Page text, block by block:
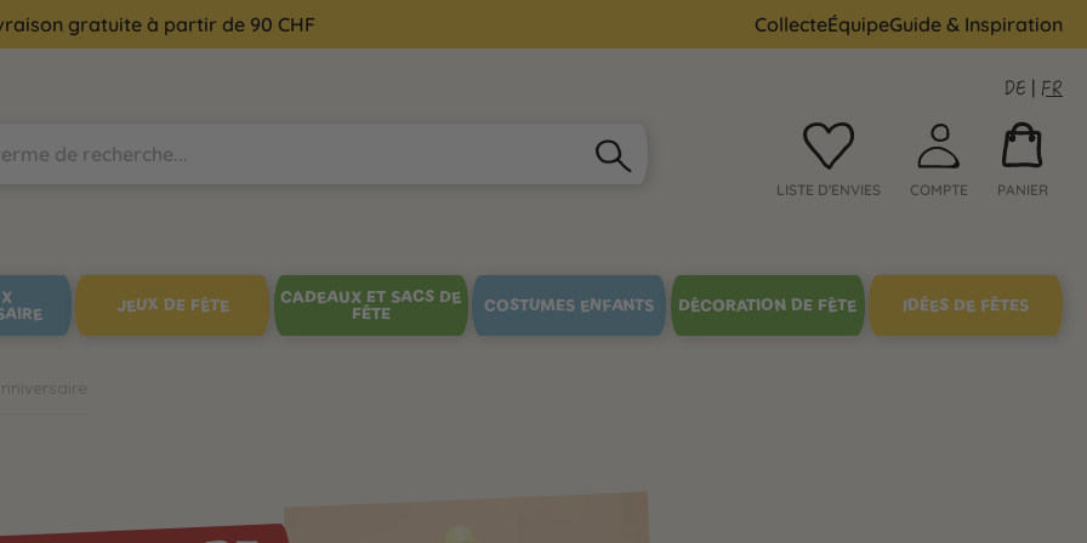
gratuite à partir de 90 CHF CollecteÉquipeGuide & Inspiration
DE | FR
LISTE D'ENVIES COMPTE PANIER
JEUX DE FÊTE
CADEAUX ET SACS DE
FÊTE
COSTUMES ENFANTS DÉCORATION DE FÊTE IDÉES DE FÊTES